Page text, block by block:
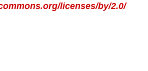
licenses/by/2.0/